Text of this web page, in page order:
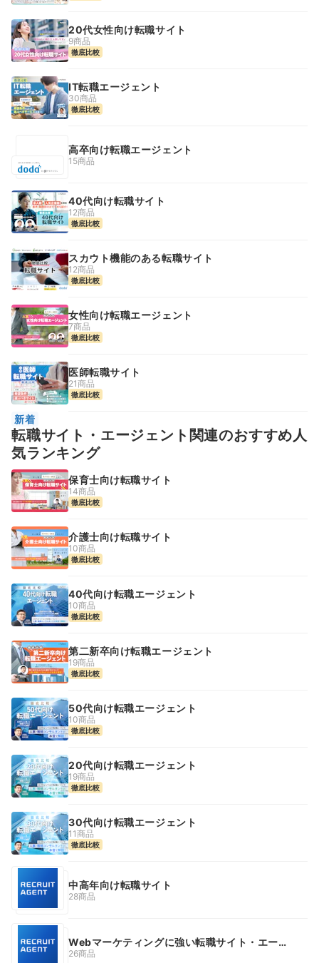
20代女性向け転職サイト
9商品
徹底比較
IT転職エージェント
30商品
徹底比較
高卒向け転職エージェント
15商品
40代向け転職サイト
12商品
徹底比較
スカウト機能のある転職サイト
12商品
徹底比較
女性向け転職エージェント
7商品
徹底比較
医師転職サイト
21商品
徹底比較
新着
転職サイト・エージェント関連のおすすめ人
気ランキング
保育士向け転職サイト
14商品
徹底比較
介護士向け転職サイト
10商品
徹底比較
40代向け転職エージェント
10商品
徹底比較
第二新卒向け転職エージェント
19商品
徹底比較
50代向け転職エージェント
10商品
徹底比較
20代向け転職エージェント
19商品
徹底比較
30代向け転職エージェント
11商品
徹底比較
中高年向け転職サイト
28商品
Webマーケティングに強い転職サイト・エージ
ェント
26商品